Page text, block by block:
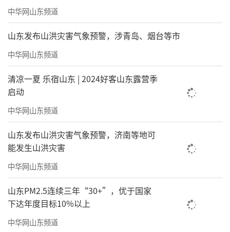
中华网山东频道
山东发布山洪灾害气象预警，涉青岛、烟台等市
中华网山东频道
清凉一夏 乐宿山东 | 2024好客山东露营季
启动
中华网山东频道
山东发布山洪灾害气象预警，济南等地可
能发生山洪灾害
中华网山东频道
山东PM2.5连续三年“30+”，优于国家
下达年度目标10%以上
中华网山东频道